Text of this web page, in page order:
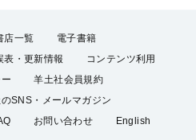
店一覧
電子書籍
表・更新情報
コンテンツ利用
羊土社会員規約
SNS・メールマガジン
お問い合わせ English